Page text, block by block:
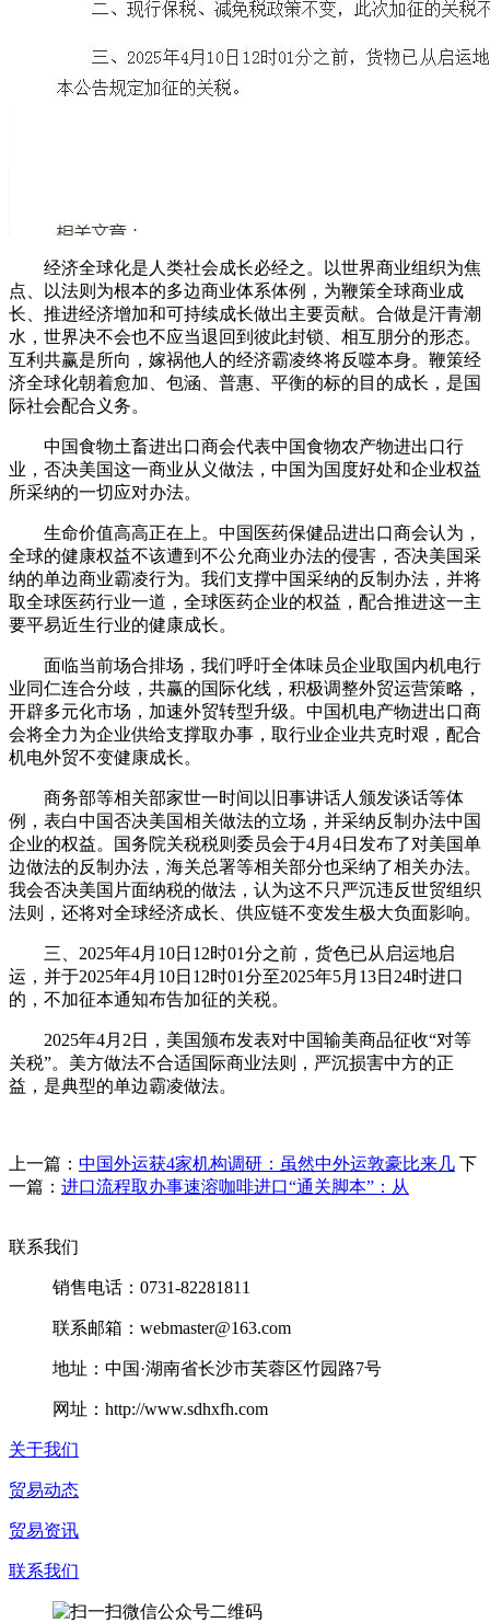
经济全球化是人类社会成长必经之。以世界商业组织为焦
点、以法则为根本的多边商业体系体例，为鞭策全球商业成
长、推进经济增加和可持续成长做出主要贡献。合做是汗青潮
水，世界决不会也不应当退回到彼此封锁、相互朋分的形态。
互利共赢是所向，嫁祸他人的经济霸凌终将反噬本身。鞭策经
济全球化朝着愈加、包涵、普惠、平衡的标的目的成长，是国
际社会配合义务。
中国食物土畜进出口商会代表中国食物农产物进出口行
业，否决美国这一商业从义做法，中国为国度好处和企业权益
所采纳的一切应对办法。
生命价值高高正在上。中国医药保健品进出口商会认为，
全球的健康权益不该遭到不公允商业办法的侵害，否决美国采
纳的单边商业霸凌行为。我们支撑中国采纳的反制办法，并将
取全球医药行业一道，全球医药企业的权益，配合推进这一主
要平易近生行业的健康成长。
面临当前场合排场，我们呼吁全体味员企业取国内机电行
业同仁连合分歧，共赢的国际化线，积极调整外贸运营策略，
开辟多元化市场，加速外贸转型升级。中国机电产物进出口商
会将全力为企业供给支撑取办事，取行业企业共克时艰，配合
机电外贸不变健康成长。
商务部等相关部家世一时间以旧事讲话人颁发谈话等体
例，表白中国否决美国相关做法的立场，并采纳反制办法中国
企业的权益。国务院关税税则委员会于4月4日发布了对美国单
边做法的反制办法，海关总署等相关部分也采纳了相关办法。
我会否决美国片面纳税的做法，认为这不只严沉违反世贸组织
法则，还将对全球经济成长、供应链不变发生极大负面影响。
三、2025年4月10日12时01分之前，货色已从启运地启
运，并于2025年4月10日12时01分至2025年5月13日24时进口
的，不加征本通知布告加征的关税。
2025年4月2日，美国颁布发表对中国输美商品征收“对等
关税”。美方做法不合适国际商业法则，严沉损害中方的正
益，是典型的单边霸凌做法。
上一篇： 中国外运获4家机构调研：虽然中外运敦豪比来几 下
一篇： 进口流程取办事速溶咖啡进口“通关脚本”：从
联系我们
销售电话：0731-82281811
联系邮箱：webmaster@163.com
地址：中国·湖南省长沙市芙蓉区竹园路7号
网址：http://www.sdhxfh.com
关于我们
贸易动态
贸易资讯
联系我们